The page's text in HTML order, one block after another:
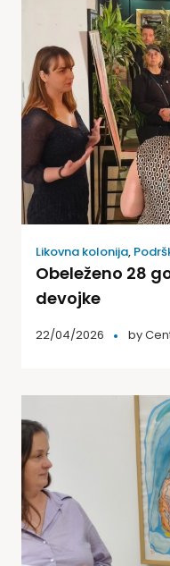
Likovna kolonija,
Obeleženo 28
devojke
22/04/2026 by